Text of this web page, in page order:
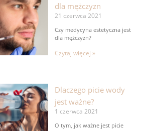
dla mężczyzn
21 czerwca 2021
Czy medycyna estetyczna jest
dla mężczyzn?
Czytaj więcej »
Dlaczego picie wody
jest ważne?
1 czerwca 2021
O tym, jak ważne jest picie